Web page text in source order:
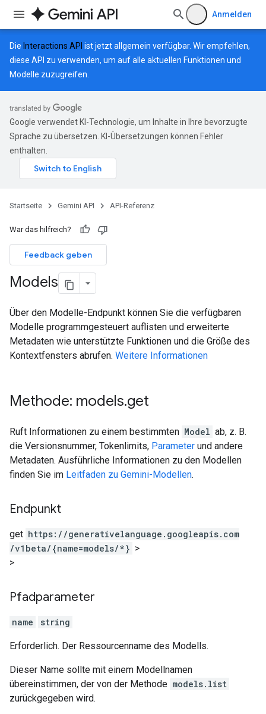
Anmelden
Die Interactions API ist jetzt allgemein verfügbar. Wir empfehlen,
diese API zu verwenden, um auf alle aktuellen Funktionen und
Modelle zuzugreifen.
Google verwendet KI-Technologie, um Inhalte in Ihre bevorzugte
Sprache zu übersetzen. KI-Übersetzungen können Fehler
enthalten.
Startseite Gemini API API-Referenz
War das hilfreich?
Feedback geben
Models
Über den Modelle-Endpunkt können Sie die verfügbaren
Modelle programmgesteuert auflisten und erweiterte
Metadaten wie unterstützte Funktionen und die Größe des
Kontextfensters abrufen. Weitere Informationen
Methode: models.get
Ruft Informationen zu einem bestimmten Model ab, z. B.
die Versionsnummer, Tokenlimits, Parameter und andere
Metadaten. Ausführliche Informationen zu den Modellen
finden Sie im Leitfaden zu Gemini-Modellen.
Endpunkt
get https: / /generativelanguage.googleapis.com
/v1beta/{name=models/*} >
>
Pfadparameter
name string
Erforderlich. Der Ressourcenname des Modells.
Dieser Name sollte mit einem Modellnamen
übereinstimmen, der von der Methode models.list
zurückgegeben wird.